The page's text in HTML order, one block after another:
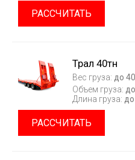
РАССЧИТАТЬ
Трал 40тн
Вес груза: до
Объем груза:
Длина груза:
РАССЧИТАТЬ